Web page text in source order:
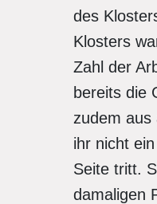
des
Klosters
Zahl der
bereits die
zudem aus
ihr nicht
Seite tritt.
damaligen